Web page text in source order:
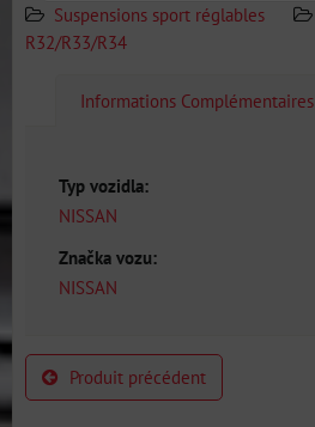
Suspensions sport réglables
R32/R33/R34
Informations Complémentaires
Typ vozidla:
NISSAN
Značka vozu:
NISSAN
Produit précédent